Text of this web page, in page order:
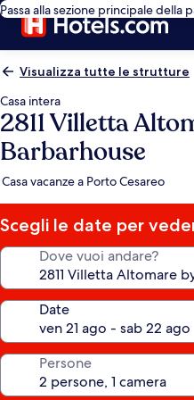
Passa alla sezione principale della
Visualizza tutte le strutture
Casa intera
2811 Villetta
Barbarhouse
Casa vacanze a Porto Cesareo
Scegli le date per
Dove vuoi andare?
Date
Persone